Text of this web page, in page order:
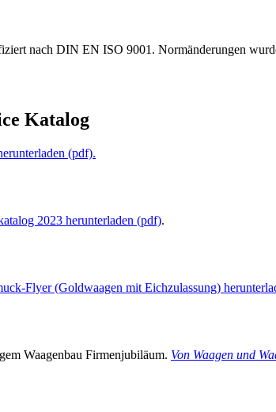
nach DIN EN ISO 9001. Normänderungen
Katalog
(pdf).
2023 herunterladen (pdf).
Flyer (Goldwaagen mit Eichzulassung)
Waagenbau Firmenjubiläum. Von Waagen und